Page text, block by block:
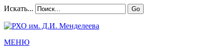
Искать... Go
МЕНЮ